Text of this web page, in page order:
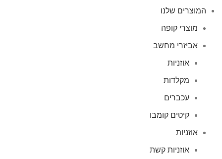
המוצרים שלנו
מוצרי קופה
אביזרי מחשב
אוזניות
מקלדות
עכברים
קיטים קומבו
אוזניות
אוזניות קשת